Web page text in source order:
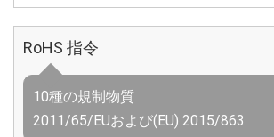
RoHS 指令
10種の規制物質
2011/65/EUおよび(EU) 2015/863